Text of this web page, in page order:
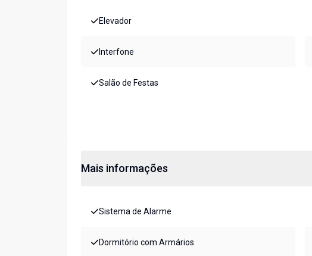
Elevador
Interfone
Salão de Festas
Mais informações
Sistema de Alarme
Dormitório com Armários